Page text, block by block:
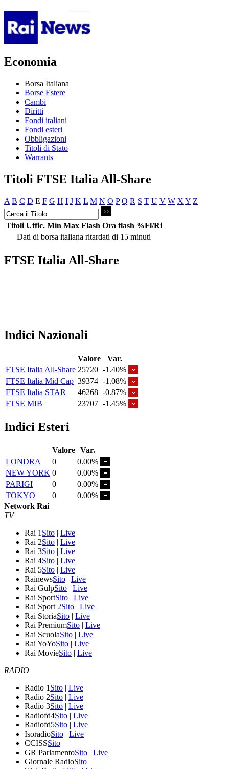
Economia
Borsa Italiana
Borse Estere
Cambi
Diritti
Fondi italiani
Fondi esteri
Obbligazioni
Titoli di Stato
Warrants
Titoli FTSE Italia All-Share
A B C D E F G H I J K L M N O P Q R S T U V W X Y Z
Titoli Uffic. Min Max Flash Ora flash %Fl/Ri
Dati di borsa italiana ritardati di 15 minuti
FTSE Italia All-Share
Indici Nazionali
Valore
Var.
FTSE Italia All-Share 25720 -1.40%
FTSE Italia Mid Cap 39374 -1.08%
FTSE Italia STAR
46268 -0.87%
FTSE MIB
23707 -1.45%
Indici Esteri
Valore Var.
LONDRA
0
0.00%
NEW YORK 0
0.00%
PARIGI
0
0.00%
TOKYO
0
0.00%
Network Rai
TV
Rai 1 Sito | Live
Rai 2Sito | Live
Rai 3Sito | Live
Rai 4Sito | Live
Rai 5Sito | Live
RainewsSito | Live
Rai GulpSito | Live
Rai SportSito | Live
Rai Sport 2Sito | Live
Rai StoriaSito | Live
Rai PremiumSito | Live
Rai ScuolaSito | Live
Rai YoYoSito | Live
Rai MovieSito | Live
RADIO
Radio 1 Sito | Live
Radio 2Sito | Live
Radio 3Sito | Live
Radiofd4Sito | Live
Radiofd5Sito | Live
IsoradioSito | Live
CCISSSito
GR ParlamentoSito | Live
Giornale RadioSito